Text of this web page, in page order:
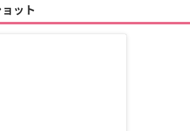
ット